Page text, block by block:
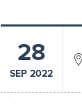
28
SEP 2022